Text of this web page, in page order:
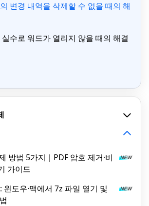
변경 내역을 삭제할 수 없을 때의 해
수로 워드가 열리지 않을 때의 해결
방법 5가지｜PDF 암호 제거·비
가이드
윈도우·맥에서 7z 파일 열기 및